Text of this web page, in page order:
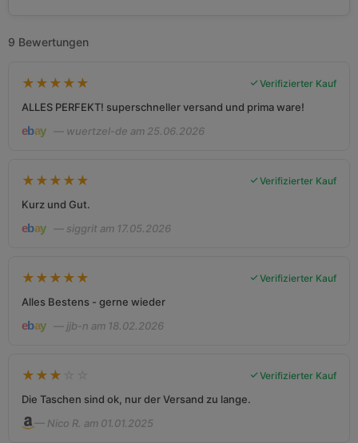
9 Bewertungen
★ ★ ★ ★ ★ Verifizierter Kauf
ALLES PERFEKT! superschneller versand und prima ware!
— wuertzel-de am 25.06.2026
★ ★ ★ ★ ★ Verifizierter Kauf
Kurz und Gut.
— siggrit am 17.05.2026
★ ★ ★ ★ ★ Verifizierter Kauf
Alles Bestens - gerne wieder
— jjb-n am 18.02.2026
★ ★ ★ Verifizierter Kauf
Die Taschen sind ok, nur der Versand zu lange.
— Nico R. am 01.01.2025